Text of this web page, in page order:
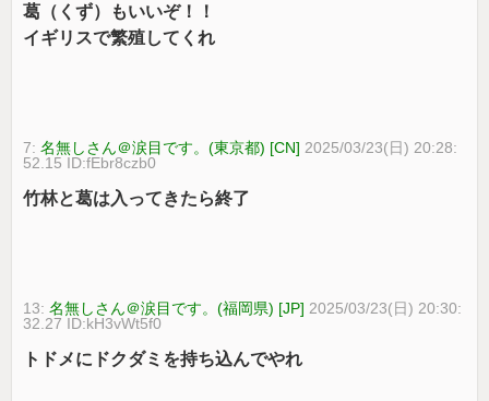
葛（くず）もいいぞ！！
イギリスで繁殖してくれ
7:名無しさん＠涙目です。(東京都) [CN] 2025/03/23(日) 20:28:
52.15 ID:fEbr8czb0
竹林と葛は入ってきたら終了
13:名無しさん＠涙目です。(福岡県) [JP] 2025/03/23(日) 20:30:
32.27 ID:kH3vWt5f0
トドメにドクダミを持ち込んでやれ